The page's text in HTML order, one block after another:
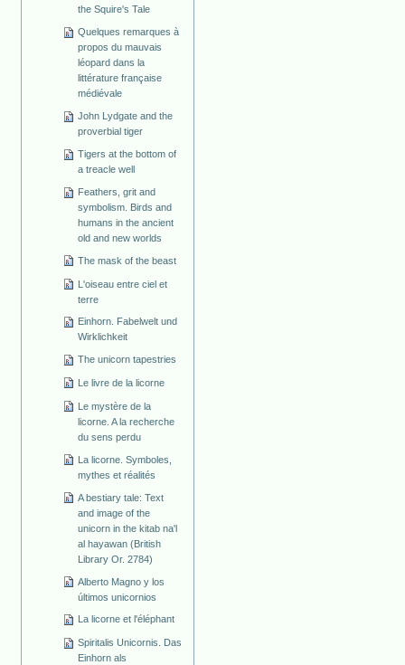
the Squire's Tale
Quelques remarques à
propos du mauvais
léopard dans la
littérature française
médiévale
John Lydgate and the
proverbial tiger
Tigers at the bottom of
a treacle well
Feathers, grit and
symbolism. Birds and
humans in the ancient
old and new worlds
The mask of the beast
L'oiseau entre ciel et
terre
Einhorn. Fabelwelt und
Wirklichkeit
The unicorn tapestries
Le livre de la licorne
Le mystère de la
licorne. A la recherche
du sens perdu
La licorne. Symboles,
mythes et réalités
A bestiary tale: Text
and image of the
unicorn in the kitab na'l
al hayawan (British
Library Or. 2784)
Alberto Magno y los
últimos unicornios
La licorne et l'éléphant
Spiritalis Unicornis. Das
Einhorn als